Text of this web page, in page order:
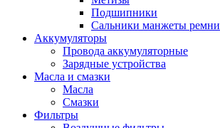
Подшипники
Сальники манжеты ремни
Аккумуляторы
Провода аккумуляторные
Зарядные устройства
Масла и смазки
Масла
Смазки
Фильтры